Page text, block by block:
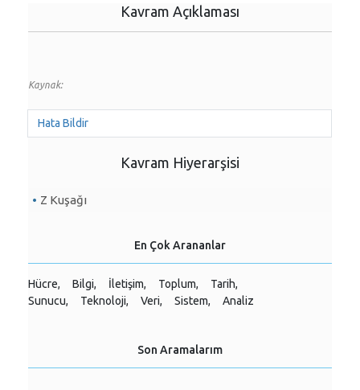
Kavram Açıklaması
Kaynak:
Hata Bildir
Kavram Hiyerarşisi
Z Kuşağı
En Çok Arananlar
Hücre, Bilgi, İletişim, Toplum,
Tarih,
Sunucu,
Teknoloji, Veri, Sistem, Analiz
Son Aramalarım